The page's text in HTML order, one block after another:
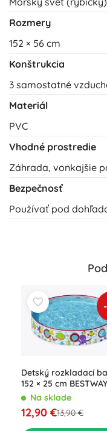
Rozmery
152 × 56 cm
Konštrukcia
3 samostatné
Materiál
PVC
Vhodné prostredie
Záhrada, vonkajšie
Bezpečnosť
Používať pod
Detský rozkladací
152 × 25 cm BESTWAY
Na sklade
12,90 €13,90 €